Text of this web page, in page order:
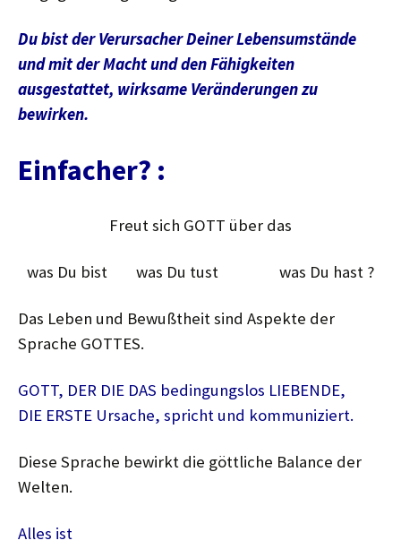
Du bist der Verursacher Deiner Lebensumstände
und mit der Macht und den Fähigkeiten
ausgestattet, wirksame Veränderungen zu
bewirken.
Einfacher? :
Freut sich GOTT über das
was Du bist was Du tust was Du hast ?
Das Leben und Bewußtheit sind Aspekte der
Sprache GOTTES.
GOTT, DER DIE DAS bedingungslos LIEBENDE,
DIE ERSTE Ursache, spricht und kommuniziert.
Diese Sprache bewirkt die göttliche Balance der
Welten.
Alles ist